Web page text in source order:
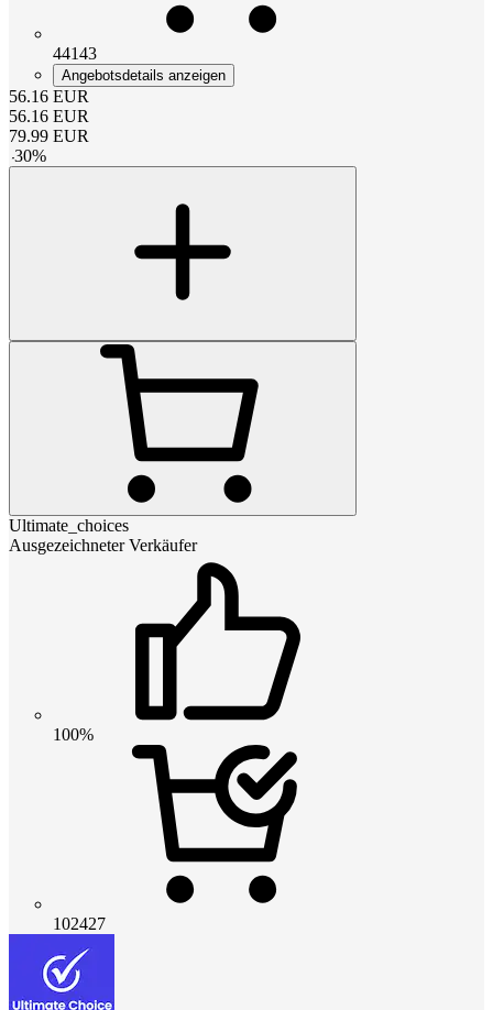
44143
Angebotsdetails anzeigen
56.16 EUR
56.16 EUR
79.99 EUR
-30%
Ultimate_choices
Ausgezeichneter Verkäufer
100%
102427